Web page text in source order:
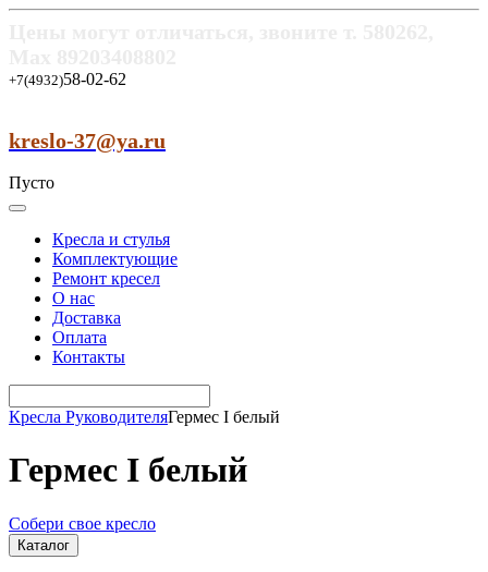
+7(4932)58-02-62
kreslo-37@ya.ru
Пусто
Кресла и стулья
Комплектующие
Ремонт кресел
О нас
Доставка
Оплата
Контакты
Кресла РуководителяГермес I белый
Гермес I белый
Собери свое кресло
Каталог